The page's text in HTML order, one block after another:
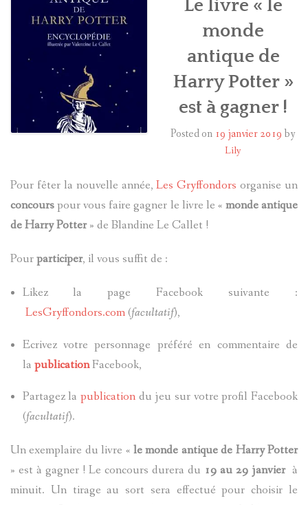
HARRY POTTER
LES ACTEURS
J.K. ROWLING
PRODUITS DÉRIVÉS
Le livre « le
monde
antique de
Harry Potter »
est à gagner !
Posted on 19 janvier 2019by
Lily
Pour fêter la nouvelle année,Les Gryffondors organise un
concourspour vous faire gagner le livre le « monde antique
de Harry Potter» de Blandine Le Callet !
Pourparticiper, il vous suffit de :
Likez la page Facebook suivante :
LesGryffondors.com(facultatif),
Ecrivez votre personnage préféré en commentaire de
la publicationFacebook,
Partagez la publicationdu jeu sur votre profil Facebook
(facultatif).
Un exemplaire du livre « le monde antique de Harry Potter
» est à gagner ! Le concours durera du 19 au 29 janvier à
minuit. Un tirage au sort sera effectué pour choisir le